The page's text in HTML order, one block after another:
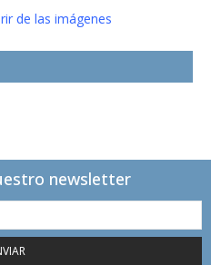
de las imágenes
newsletter